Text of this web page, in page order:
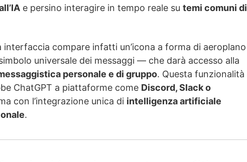
e persino interagire in tempo reale su temi comuni di
interfaccia compare infatti un’icona a forma di aeroplano
universale dei messaggi — che darà accesso alla
personale e di gruppo. Questa funzionalità
ChatGPT a piattaforme come Discord, Slack o
con l’integrazione unica di intelligenza artificiale
.